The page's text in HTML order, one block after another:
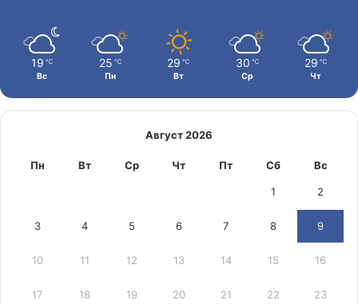
19 ℃
Вс
25 ℃
Пн
29 ℃
Вт
30 ℃
Ср
29 ℃
Чт
Август 2026
Пн Вт Ср Чт Пт Сб Вс
1 2
3 4 5 6 7 8 9
10 11 12 13 14 15 16
17 18 19 20 21 22 23